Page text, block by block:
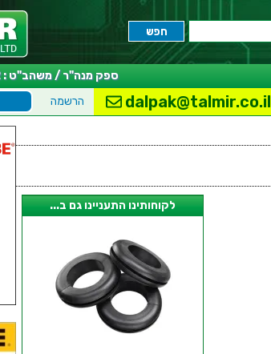
ספק מנה"ר / משהב"ט : 083-074572
הרשמה dalpak@talmir.co.il
לקוחותינו התעניינו גם ב...